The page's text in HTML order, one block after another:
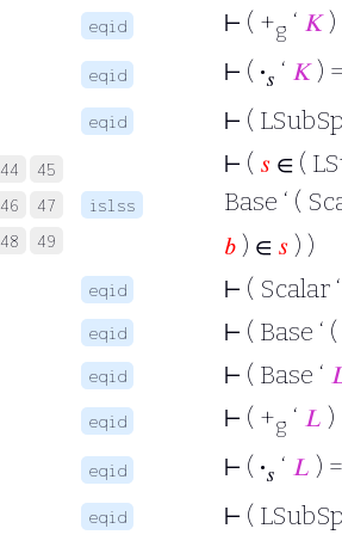
eqid ⊢ ( +g ‘ 𝐾)
eqid ⊢ ( ·𝑠 ‘ 𝐾)
eqid ⊢ (
44
45
46
47
48
49
islss
⊢ ( 𝑠 ∈ (
Base ‘ (
𝑏 ) ∈ 𝑠 ) )
eqid ⊢ ( Scalar
eqid ⊢ ( Base ‘
eqid ⊢ ( Base ‘
eqid ⊢ ( +g ‘ 𝐿 )
eqid ⊢ ( ·𝑠 ‘ 𝐿 )
eqid ⊢ (